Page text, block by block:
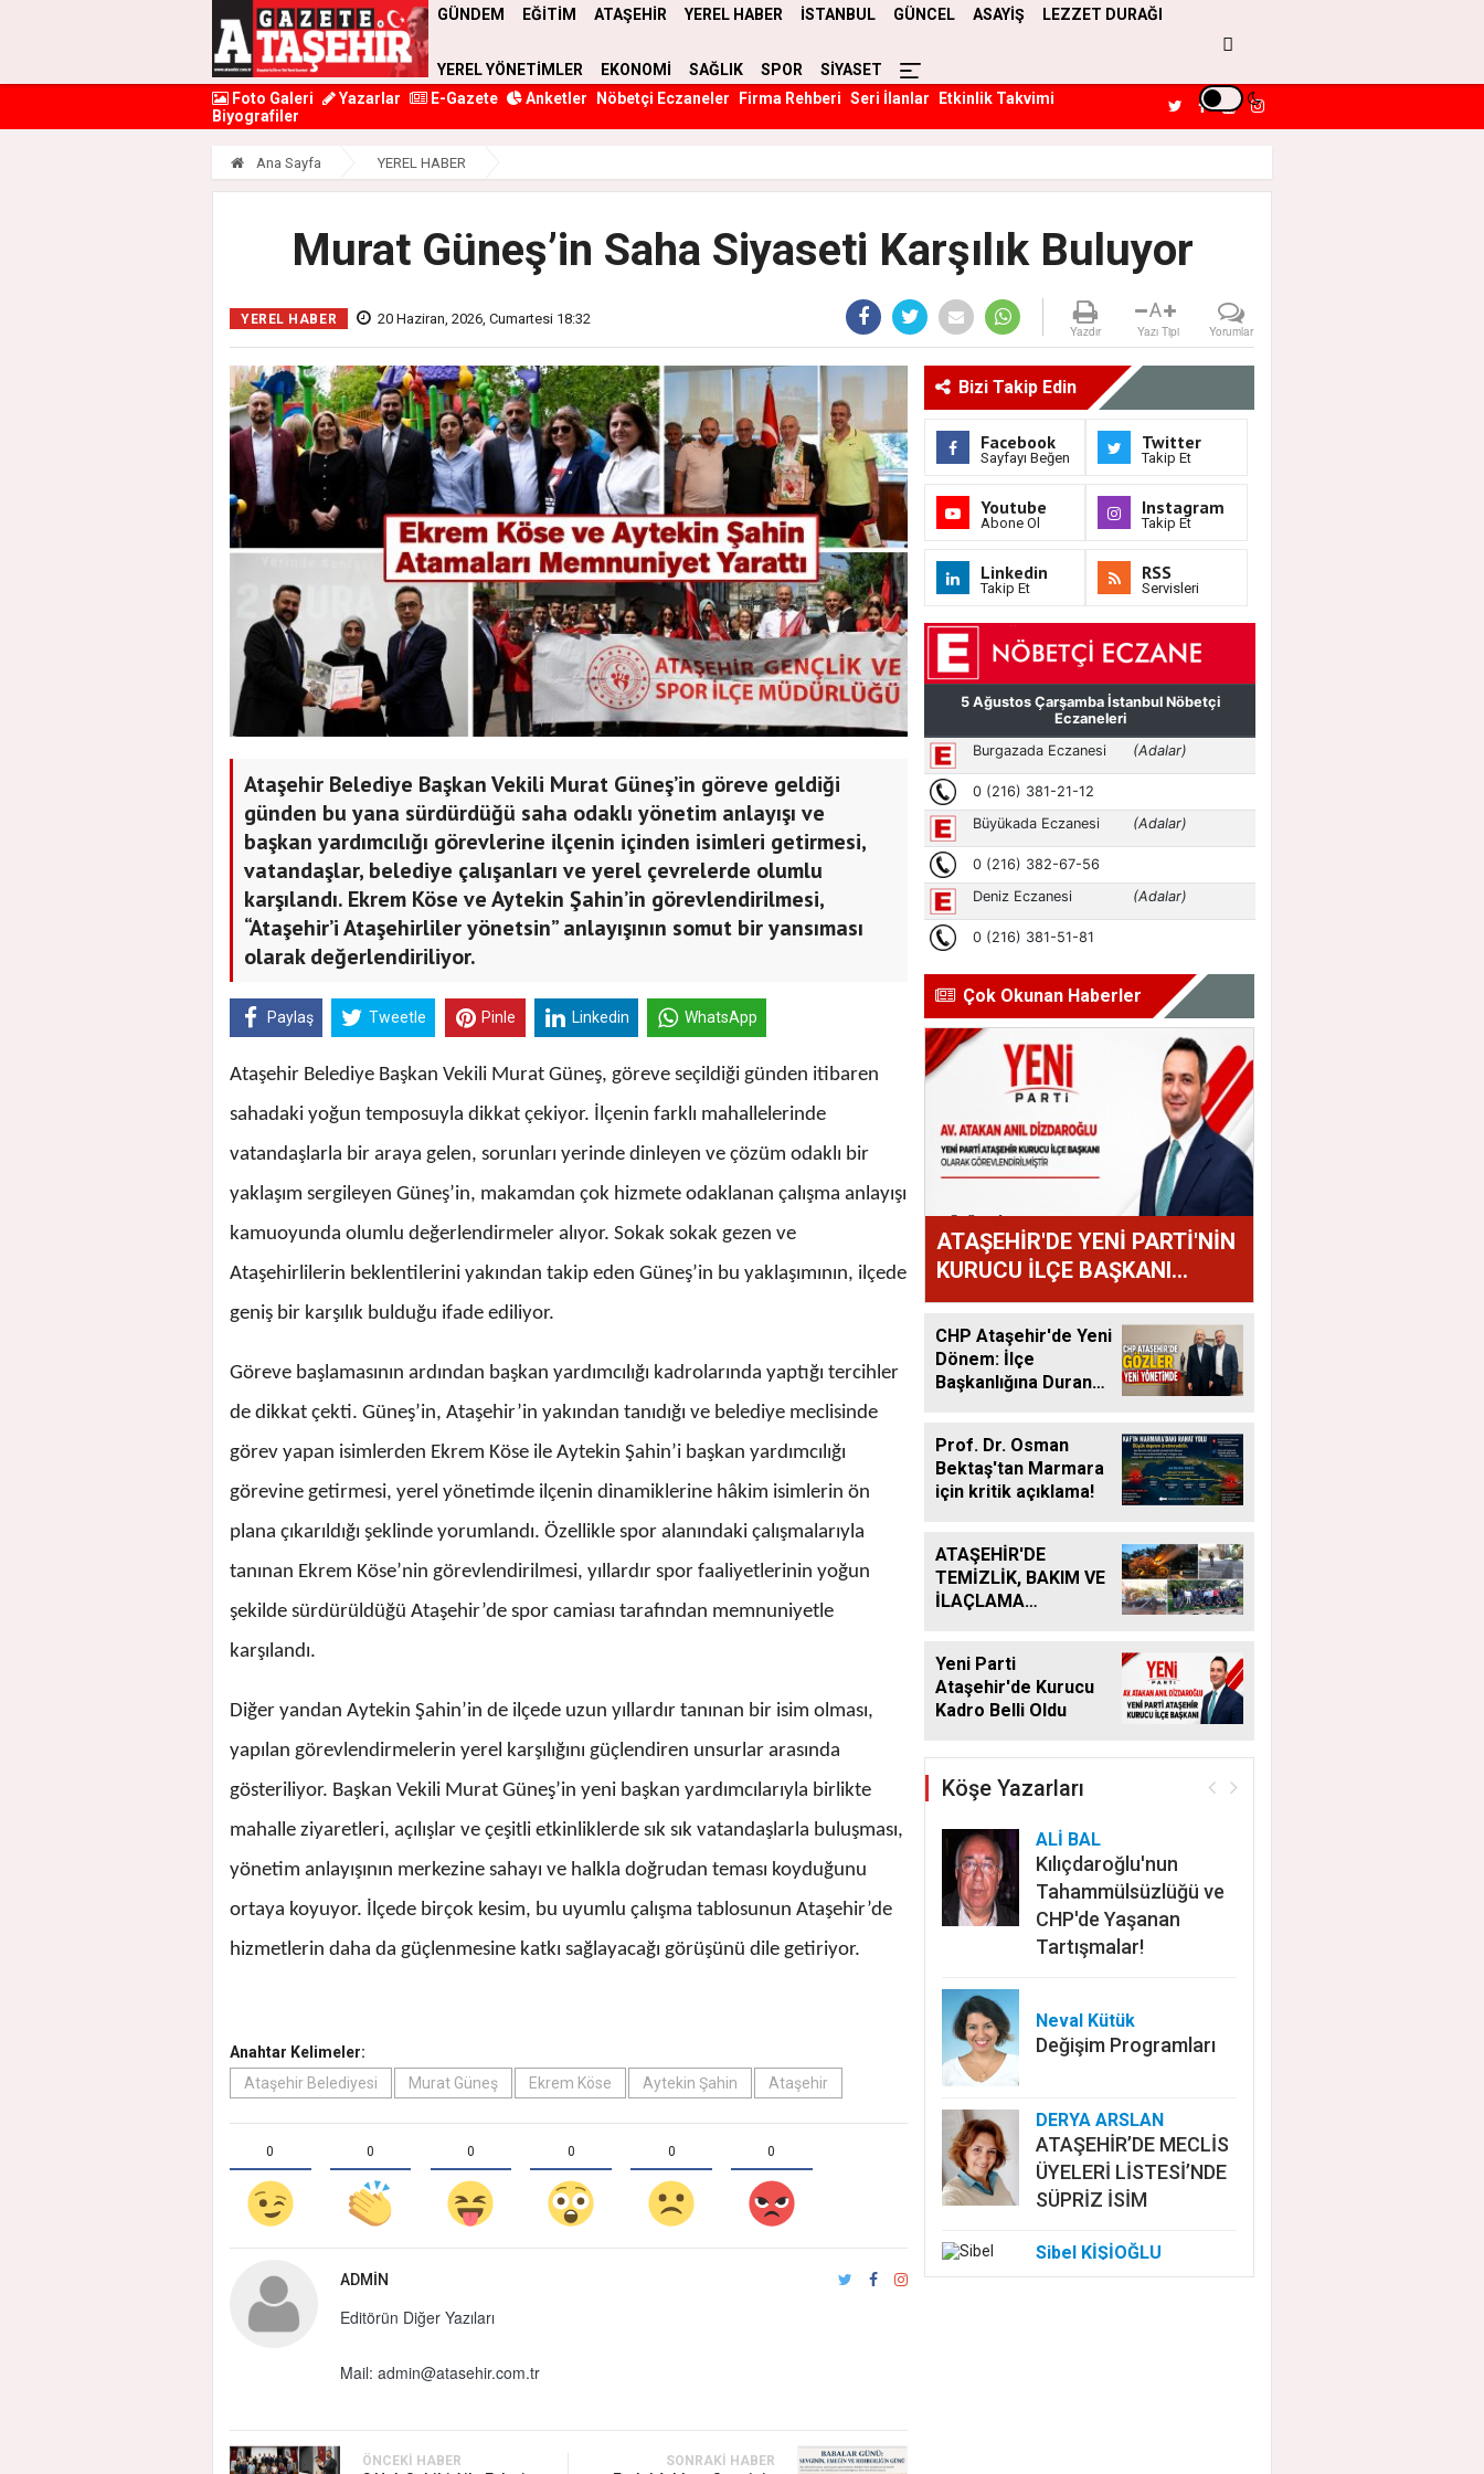
GÜNDEM EĞİTİM ATAŞEHİR YEREL HABER İSTANBUL GÜNCEL ASAYİŞ LEZZET DURAĞI
YEREL YÖNETİMLER EKONOMİ SAĞLIK SPOR
SİYASET
Foto Galeri
Yazarlar E-Gazete Anketler Nöbetçi Eczaneler Firma Rehberi Seri İlanlar
Etkinlik Takvimi
Biyografiler
Ana Sayfa YEREL HABER
Murat Güneş’in Saha Siyaseti Karşılık Buluyor
YEREL HABER 20 Haziran, 2026, Cumartesi 18:32
Yazdır
A
Yazı Tipi Yorumlar
Ataşehir Belediye Başkan Vekili Murat Güneş’in göreve geldiği
günden bu yana sürdürdüğü saha odaklı yönetim anlayışı ve
başkan yardımcılığı görevlerine ilçenin içinden isimleri getirmesi,
vatandaşlar, belediye çalışanları ve yerel çevrelerde olumlu
karşılandı. Ekrem Köse ve Aytekin Şahin’in görevlendirilmesi,
“Ataşehir’i Ataşehirliler yönetsin” anlayışının somut bir yansıması
olarak değerlendiriliyor.
Paylaş Tweetle Pinle Linkedin WhatsApp
Ataşehir Belediye Başkan Vekili Murat Güneş, göreve seçildiği günden itibaren
sahadaki yoğun temposuyla dikkat çekiyor. İlçenin farklı mahallelerinde
vatandaşlarla bir araya gelen, sorunları yerinde dinleyen ve çözüm odaklı bir
yaklaşım sergileyen Güneş’in, makamdan çok hizmete odaklanan çalışma anlayışı
kamuoyunda olumlu değerlendirmeler alıyor. Sokak sokak gezen ve
Ataşehirlilerin beklentilerini yakından takip eden Güneş’in bu yaklaşımının, ilçede
geniş bir karşılık bulduğu ifade ediliyor.
Göreve başlamasının ardından başkan yardımcılığı kadrolarında yaptığı tercihler
de dikkat çekti. Güneş’in, Ataşehir’in yakından tanıdığı ve belediye meclisinde
görev yapan isimlerden Ekrem Köse ile Aytekin Şahin’i başkan yardımcılığı
görevine getirmesi, yerel yönetimde ilçenin dinamiklerine hâkim isimlerin ön
plana çıkarıldığı şeklinde yorumlandı. Özellikle spor alanındaki çalışmalarıyla
tanınan Ekrem Köse’nin görevlendirilmesi, yıllardır spor faaliyetlerinin yoğun
şekilde sürdürüldüğü Ataşehir’de spor camiası tarafından memnuniyetle
karşılandı.
Diğer yandan Aytekin Şahin’in de ilçede uzun yıllardır tanınan bir isim olması,
yapılan görevlendirmelerin yerel karşılığını güçlendiren unsurlar arasında
gösteriliyor. Başkan Vekili Murat Güneş’in yeni başkan yardımcılarıyla birlikte
mahalle ziyaretleri, açılışlar ve çeşitli etkinliklerde sık sık vatandaşlarla buluşması,
yönetim anlayışının merkezine sahayı ve halkla doğrudan teması koyduğunu
ortaya koyuyor. İlçede birçok kesim, bu uyumlu çalışma tablosunun Ataşehir’de
hizmetlerin daha da güçlenmesine katkı sağlayacağı görüşünü dile getiriyor.
Anahtar Kelimeler:
Ataşehir Belediyesi
Murat Güneş Ekrem Köse Aytekin Şahin Ataşehir
0 0 0 0 0 0
ADMIN
Editörün Diğer Yazıları
Mail: admin@atasehir.com.tr
ÖNCEKI HABER SONRAKI HABER
Bizi Takip Edin
Facebook
Sayfayı Beğen
Twitter
Takip Et
Youtube
Abone Ol
Instagram
Takip Et
Linkedin
Takip Et
RSS
Servisleri
Çok Okunan Haberler
ATAŞEHİR'DE YENİ PARTİ'NİN
KURUCU İLÇE BAŞKANI
ATAKAN ANIL DİZDAROĞLU
OLDU
CHP Ataşehir'de Yeni
Dönem: İlçe
Başkanlığına Duran
Prof. Dr. Osman
Bektaş'tan Marmara
için kritik açıklama!
ATAŞEHİR'DE
TEMİZLİK, BAKIM VE
İLAÇLAMA
Yeni Parti
Ataşehir'de Kurucu
Kadro Belli Oldu
Köşe Yazarları
ALİ BAL
Kılıçdaroğlu'nun
Tahammülsüzlüğü ve
CHP'de Yaşanan
Tartışmalar!
Neval Kütük
Değişim Programları
DERYA ARSLAN
ATAŞEHİR’DE MECLİS
ÜYELERİ LİSTESİ’NDE
SÜPRİZ İSİM
Sibel KİŞİOĞLU
EUROVISION'DA